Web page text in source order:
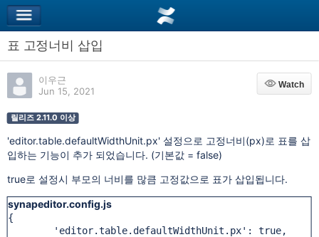
표 고정너비 삽입
이우근
Jun 15, 2021
Watch
Watch
릴리즈 2.11.0 이상
'editor.table.defaultWidthUnit.px' 설정으로 고정너비(px)로 표를 삽
입하는 기능이 추가 되었습니다. (기본값 = false)
true로 설정시 부모의 너비를 많큼 고정값으로 표가 삽입됩니다.
synapeditor.config.js
{
	'editor.table.defaultWidthUnit.px': true,